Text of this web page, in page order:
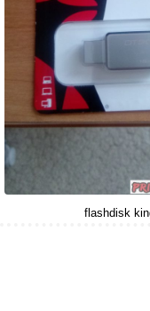
flashdisk